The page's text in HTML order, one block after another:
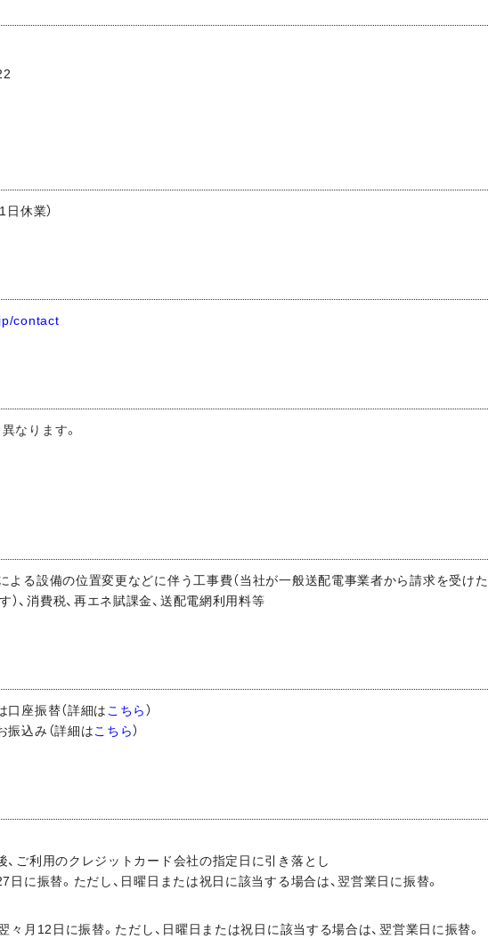
休業）
contact
なります。
よる設備の位置変更などに伴う工事費（当社が一般送配電事業者から請求を受けた
、消費税、再エネ賦課金、送配電網利用料等
座振替（詳細はこちら）
込み（詳細はこちら）
ご利用のクレジットカード会社の指定日に引き落とし
に振替。ただし、日曜日または祝日に該当する場合は、翌営業日に振替。
月12日に振替。ただし、日曜日または祝日に該当する場合は、翌営業日に振替。